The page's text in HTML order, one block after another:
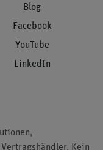
Blog
Facebook
YouTube
LinkedIn
Kein